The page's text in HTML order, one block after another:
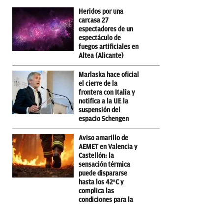
Heridos por una
carcasa 27
espectadores de un
espectáculo de
fuegos artificiales en
Altea (Alicante)
Marlaska hace oficial
el cierre de la
frontera con Italia y
notifica a la UE la
suspensión del
espacio Schengen
Aviso amarillo de
AEMET en Valencia y
Castellón: la
sensación térmica
puede dispararse
hasta los 42ºC y
complica las
condiciones para la